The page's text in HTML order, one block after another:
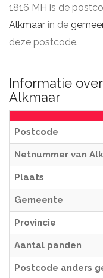
1816 MH is de
Alkmaar in de
deze postcode.
Informatie
Alkmaar
Postcode
Netnummer van
Plaats
Gemeente
Provincie
Aantal panden
Postcode anders